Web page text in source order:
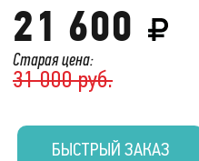
Старая цена:
31 000 руб.
21 600
БЫСТРЫЙ ЗАКАЗ